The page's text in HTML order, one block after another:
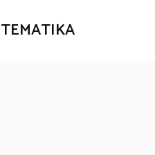
TEMATIKA